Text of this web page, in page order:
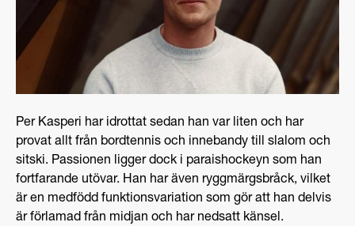
Per Kasperi har idrottat sedan han var liten och har
provat allt från bordtennis och innebandy till slalom och
sitski. Passionen ligger dock i paraishockeyn som han
fortfarande utövar. Han har även ryggmärgsbråck, vilket
är en medfödd funktionsvariation som gör att han delvis
är förlamad från midjan och har nedsatt känsel.